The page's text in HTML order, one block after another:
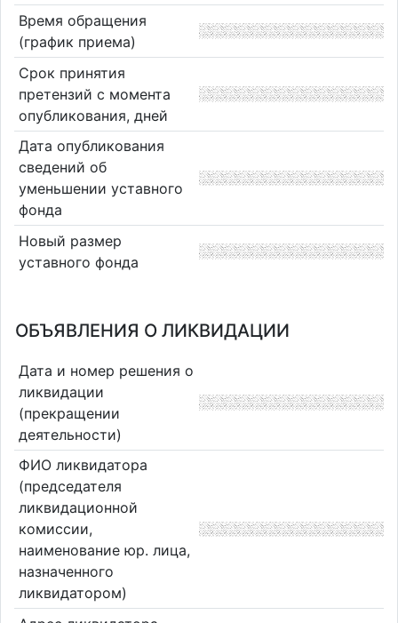
Время обращения
(график приема)
Срок принятия
претензий с момента
опубликования, дней
Дата опубликования
сведений об
уменьшении уставного
фонда
Новый размер
уставного фонда
ОБЪЯВЛЕНИЯ О ЛИКВИДАЦИИ
Дата и номер решения о
ликвидации
(прекращении
деятельности)
ФИО ликвидатора
(председателя
ликвидационной
комиссии,
наименование юр. лица,
назначенного
ликвидатором)